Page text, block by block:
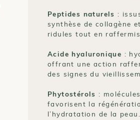
Peptides naturels :
synthèse de collagène
ridules tout en
Acide hyaluronique :
offrant une action
des signes du
Phytostérols :
favorisent la
l’hydratation de la peau.